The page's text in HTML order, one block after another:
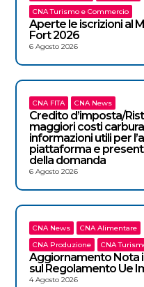
CNA Turismo e Commercio
Aperte le iscrizioni al
Fort 2026
6 Agosto 2026
CNA FITA CNA News
Credito d’imposta/
maggiori costi
informazioni utili per
piattaforma e
della domanda
6 Agosto 2026
CNA News
CNA Alimentare
CNA Produzione
CNA
Aggiornamento Nota
sul Regolamento Ue
4 Agosto 2026